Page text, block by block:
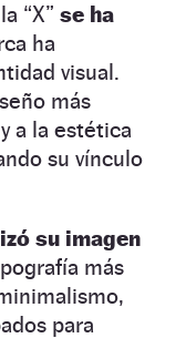
“X” se ha
ha
visual.
más
a la estética
su vínculo
su imagen
más
para